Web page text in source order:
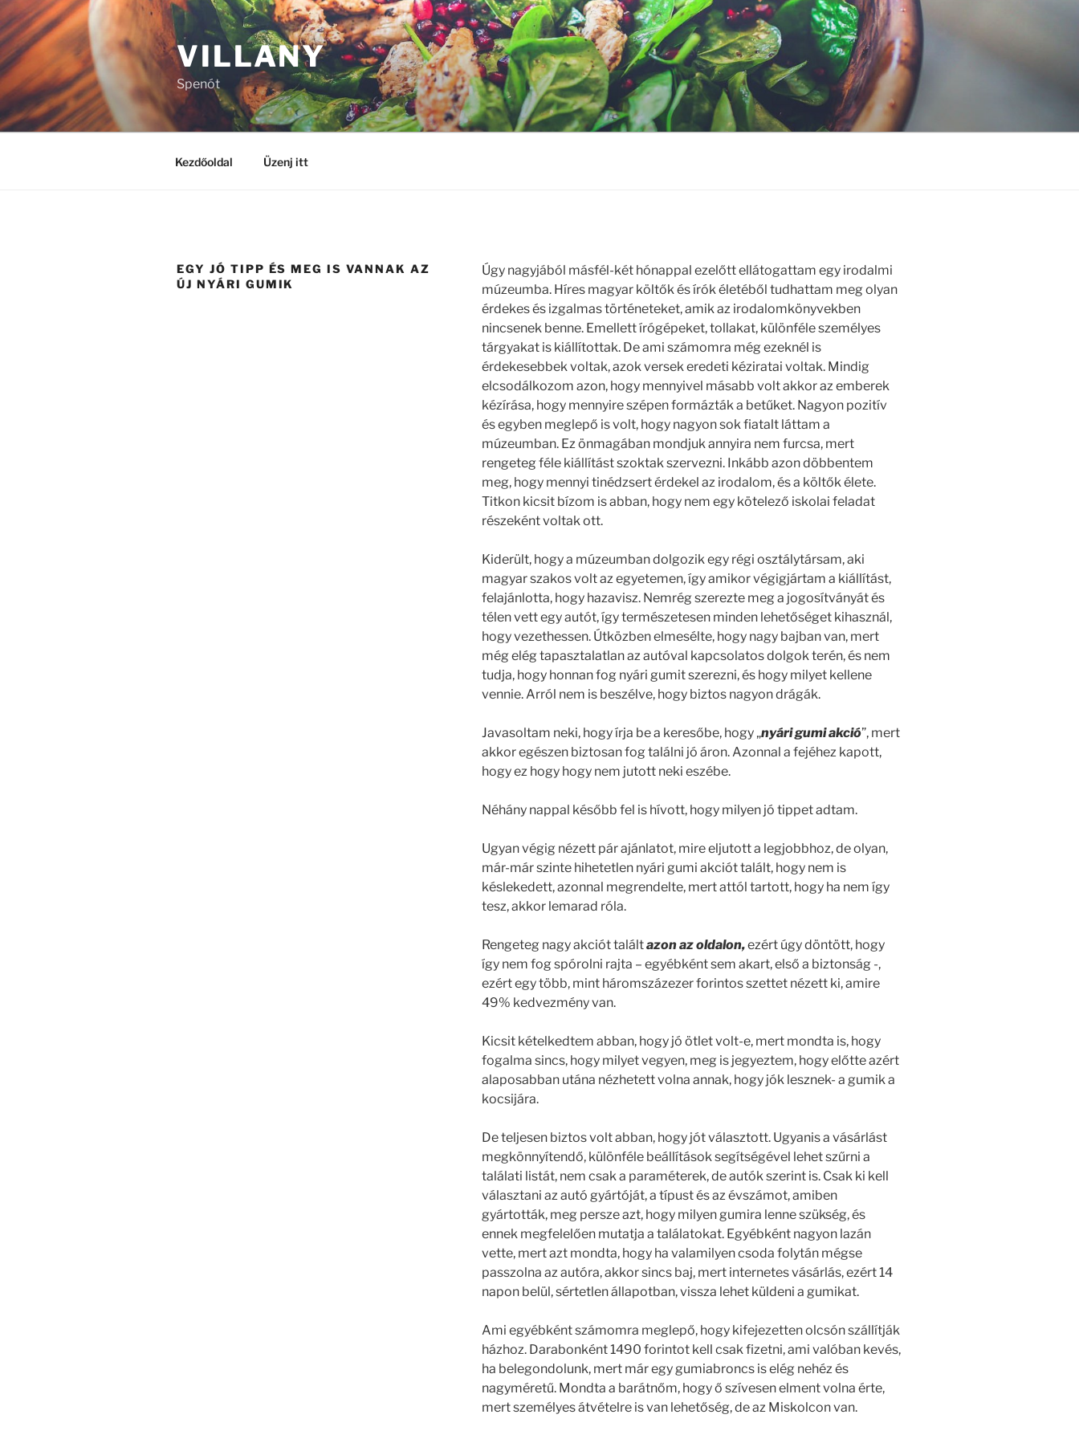
Tartalomhoz
VILLANY
Spenót
Kezdőoldal Üzenj itt
EGY JÓ TIPP ÉS MEG IS VANNAK AZ
ÚJ NYÁRI GUMIK
Úgy nagyjából másfél-két hónappal ezelőtt ellátogattam egy irodalmi
múzeumba. Híres magyar költők és írók életéből tudhattam meg olyan
érdekes és izgalmas történeteket, amik az irodalomkönyvekben
nincsenek benne. Emellett írógépeket, tollakat, különféle személyes
tárgyakat is kiállítottak. De ami számomra még ezeknél is
érdekesebbek voltak, azok versek eredeti kéziratai voltak. Mindig
elcsodálkozom azon, hogy mennyivel másabb volt akkor az emberek
kézírása, hogy mennyire szépen formázták a betűket. Nagyon pozitív
és egyben meglepő is volt, hogy nagyon sok fiatalt láttam a
múzeumban. Ez önmagában mondjuk annyira nem furcsa, mert
rengeteg féle kiállítást szoktak szervezni. Inkább azon döbbentem
meg, hogy mennyi tinédzsert érdekel az irodalom, és a költők élete.
Titkon kicsit bízom is abban, hogy nem egy kötelező iskolai feladat
részeként voltak ott.
Kiderült, hogy a múzeumban dolgozik egy régi osztálytársam, aki
magyar szakos volt az egyetemen, így amikor végigjártam a kiállítást,
felajánlotta, hogy hazavisz. Nemrég szerezte meg a jogosítványát és
télen vett egy autót, így természetesen minden lehetőséget kihasznál,
hogy vezethessen. Útközben elmesélte, hogy nagy bajban van, mert
még elég tapasztalatlan az autóval kapcsolatos dolgok terén, és nem
tudja, hogy honnan fog nyári gumit szerezni, és hogy milyet kellene
vennie. Arról nem is beszélve, hogy biztos nagyon drágák.
Javasoltam neki, hogy írja be a keresőbe, hogy „nyári gumi akció”, mert
akkor egészen biztosan fog találni jó áron. Azonnal a fejéhez kapott,
hogy ez hogy hogy nem jutott neki eszébe.
Néhány nappal később fel is hívott, hogy milyen jó tippet adtam.
Ugyan végig nézett pár ajánlatot, mire eljutott a legjobbhoz, de olyan,
már-már szinte hihetetlen nyári gumi akciót talált, hogy nem is
késlekedett, azonnal megrendelte, mert attól tartott, hogy ha nem így
tesz, akkor lemarad róla.
Rengeteg nagy akciót találtazon az oldalon,ezért úgy döntött, hogy
így nem fog spórolni rajta – egyébként sem akart, első a biztonság -,
ezért egy több, mint háromszázezer forintos szettet nézett ki, amire
49% kedvezmény van.
Kicsit kételkedtem abban, hogy jó ötlet volt-e, mert mondta is, hogy
fogalma sincs, hogy milyet vegyen, meg is jegyeztem, hogy előtte azért
alaposabban utána nézhetett volna annak, hogy jók lesznek- a gumik a
kocsijára.
De teljesen biztos volt abban, hogy jót választott. Ugyanis a vásárlást
megkönnyítendő, különféle beállítások segítségével lehet szűrni a
találati listát, nem csak a paraméterek, de autók szerint is. Csak ki kell
választani az autó gyártóját, a típust és az évszámot, amiben
gyártották, meg persze azt, hogy milyen gumira lenne szükség, és
ennek megfelelően mutatja a találatokat. Egyébként nagyon lazán
vette, mert azt mondta, hogy ha valamilyen csoda folytán mégse
passzolna az autóra, akkor sincs baj, mert internetes vásárlás, ezért 14
napon belül, sértetlen állapotban, vissza lehet küldeni a gumikat.
Ami egyébként számomra meglepő, hogy kifejezetten olcsón szállítják
házhoz. Darabonként 1490 forintot kell csak fizetni, ami valóban kevés,
ha belegondolunk, mert már egy gumiabroncs is elég nehéz és
nagyméretű. Mondta a barátnőm, hogy ő szívesen elment volna érte,
mert személyes átvételre is van lehetőség, de az Miskolcon van.